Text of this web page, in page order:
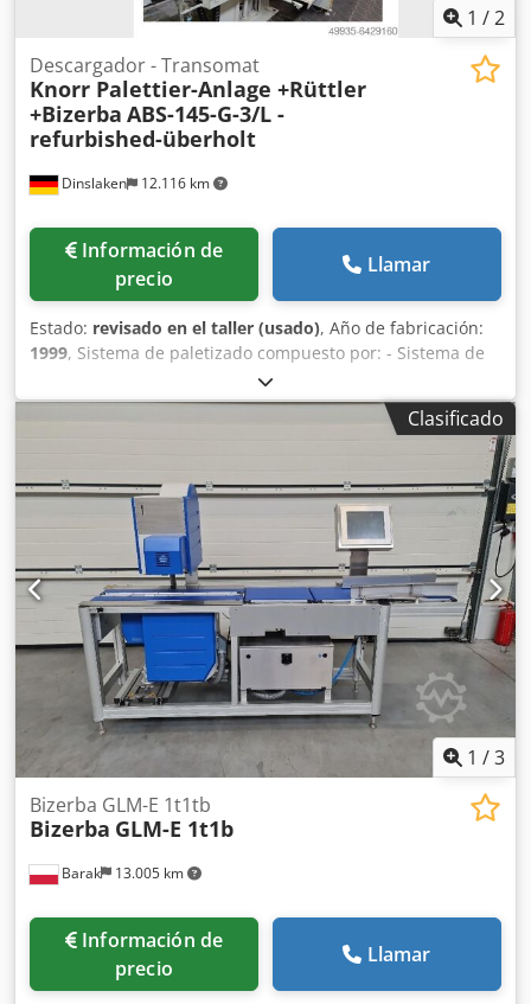
1 /2
Dinslaken 12.116 km
Descargador - Transomat
Knorr Palettier-Anlage +Rüttler
+Bizerba ABS-145-G-3/L -
refurbished-überholt
Información de
precio
Llamar
Estado: revisado en el taller (usado), Año de fabricación:
1999, Sistema de paletizado compuesto por: - Sistema de
apilamiento Knorr con pinza de agarre Dcjdpfohfhtkox Ai
Sjk - Vibrador automático Knorr con rodillo alisador -
Báscula industrial de conteo de hojas Bizerba ITS Sistema
contadas. El papel se cuenta en la mesa vibratoria con la
báscula de papel Bizerba, se alinea en el vibrador y se
alisa con el rodillo alisador. El sistema de descarga Knorr
agarra las pilas de papel con la pinza de agarre y las
paletiza con precisión en la paleta. El sistema también se
puede utilizar como alternativa para aumentar la eficiencia
en comparación con un elevador de pilas, para la descarga
de su cortadora de alta velocidad, en cuyo caso se coloca a
la izquierda.
Clasificado
1 /3
Barak 13.005 km
Bizerba GLM-E 1t1tb
Bizerba GLM-E 1t1b
Información de
precio
Llamar